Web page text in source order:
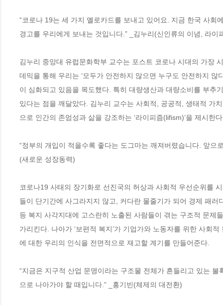
“코로나 19는 세 가지 옐로카드를 보내고 있어요. 지금 한국 사
경고를 우리에게 보내는 것입니다.” _김누리(신인류의 이념, 라이
김누리 중앙대 유럽문화학부 교수는 포스트 코로나 시대의 가장
데믹을 통해 우리는 ‘모두가 안전하지 않으면 누구도 안전하지
이 심화되고 있음을 목도했다. 특히 대량생산과 대량소비를 부추
있다는 점을 깨달았다. 김누리 교수는 사회적, 공공적, 생태적 가
으로 인간의 존엄성과 삶을 강조하는 ‘라이피즘(lifism)’을 제시한
“정부의 개입이 적을수록 좋다는 도그마는 깨져버렸습니다. 앞으
(새로운 성장동력)
코로나19 사태의 장기화로 선진국의 허상과 사회적 우선순위를
들이 단기간에 사그라지지 않고, 커다란 물줄기가 되어 경제 패
등 복지 사각지대에 고스란히 노출된 사람들이 겪는 구조적 문제
가리킨다. 나아가 ‘보편적 복지’가 기업가와 노동자를 위한 사회
에 대한 우리의 인식을 전면적으로 재고할 계기를 만들어준다.
“지금은 지구적 산업 문명이라는 구조물 전체가 흔들리고 있는
으로 나아가야 할 때입니다.” _홍기빈(체제의 대전환)